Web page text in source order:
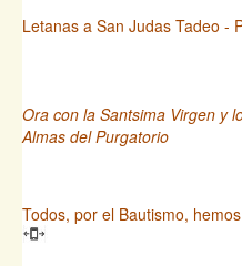
Letanas a San Judas Tadeo -
Ora con la Santsima Virgen y
Almas del Purgatorio
Todos, por el Bautismo,